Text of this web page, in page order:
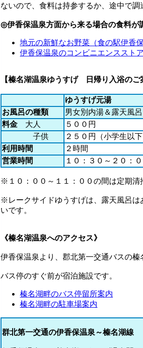
ないので、食料は持参するか、途中で
◎伊香保温泉方面から来る場合の食料が
地元の新鮮なお野菜（食の駅伊香
伊香保温泉のコンビニエンススト
【榛名湖温泉ゆうすげ 日帰り入浴のご
ゆうすげ元湯
お風呂の種類
男女別内湯＆露天風
料金 大人
５００円
子供
２５０円（小学生以
利用時間
２時間
営業時間
１０：３０～２０：
※１０：００～１１：００の間は定期
※レークサイドゆうすげは、露天風呂
いです。
《榛名湖温泉へのアクセス》
伊香保温泉より、郡北第一交通バスの榛
バス停のすぐ前が宿泊施設です。
榛名湖畔のバス停留所案内
榛名湖畔の駐車場案内
群北第一交通の伊香保温泉～榛名湖線